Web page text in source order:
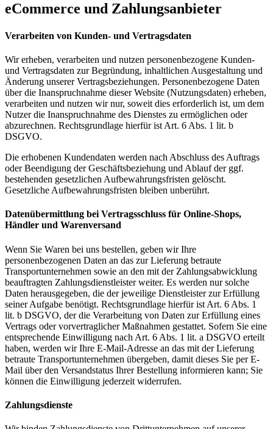
eCommerce und Zahlungsanbieter
Verarbeiten von Kunden- und Vertragsdaten
Wir erheben, verarbeiten und nutzen personenbezogene Kunden-
und Vertragsdaten zur Begründung, inhaltlichen Ausgestaltung und
Änderung unserer Vertragsbeziehungen. Personenbezogene Daten
über die Inanspruchnahme dieser Website (Nutzungsdaten) erheben,
verarbeiten und nutzen wir nur, soweit dies erforderlich ist, um dem
Nutzer die Inanspruchnahme des Dienstes zu ermöglichen oder
abzurechnen. Rechtsgrundlage hierfür ist Art. 6 Abs. 1 lit. b
DSGVO.
Die erhobenen Kundendaten werden nach Abschluss des Auftrags
oder Beendigung der Geschäftsbeziehung und Ablauf der ggf.
bestehenden gesetzlichen Aufbewahrungsfristen gelöscht.
Gesetzliche Aufbewahrungsfristen bleiben unberührt.
Datenübermittlung bei Vertragsschluss für Online-Shops,
Händler und Warenversand
Wenn Sie Waren bei uns bestellen, geben wir Ihre
personenbezogenen Daten an das zur Lieferung betraute
Transportunternehmen sowie an den mit der Zahlungsabwicklung
beauftragten Zahlungsdienstleister weiter. Es werden nur solche
Daten herausgegeben, die der jeweilige Dienstleister zur Erfüllung
seiner Aufgabe benötigt. Rechtsgrundlage hierfür ist Art. 6 Abs. 1
lit. b DSGVO, der die Verarbeitung von Daten zur Erfüllung eines
Vertrags oder vorvertraglicher Maßnahmen gestattet. Sofern Sie eine
entsprechende Einwilligung nach Art. 6 Abs. 1 lit. a DSGVO erteilt
haben, werden wir Ihre E-Mail-Adresse an das mit der Lieferung
betraute Transportunternehmen übergeben, damit dieses Sie per E-
Mail über den Versandstatus Ihrer Bestellung informieren kann; Sie
können die Einwilligung jederzeit widerrufen.
Zahlungsdienste